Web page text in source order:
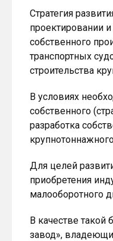
Стратегия
проектировании
собственного
транспортных
строительства
В условиях
собственного
разработка
Для целей
приобретения
малооборотного
В качестве
завод»,